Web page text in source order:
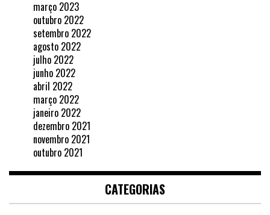
março 2023
outubro 2022
setembro 2022
agosto 2022
julho 2022
junho 2022
abril 2022
março 2022
janeiro 2022
dezembro 2021
novembro 2021
outubro 2021
CATEGORIAS